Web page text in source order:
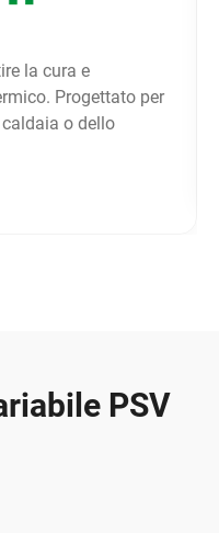
la cura e
Progettato per
o dello
PSV